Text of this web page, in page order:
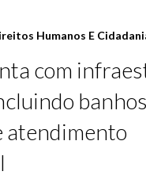
Humanos E
com
atendimento